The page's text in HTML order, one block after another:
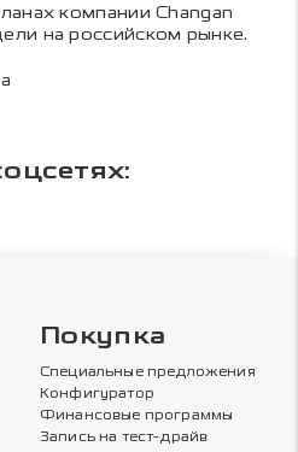
компании Changan
на российском рынке.
Покупка
Специальные предложения
Конфигуратор
Финансовые программы
Запись на тест-драйв